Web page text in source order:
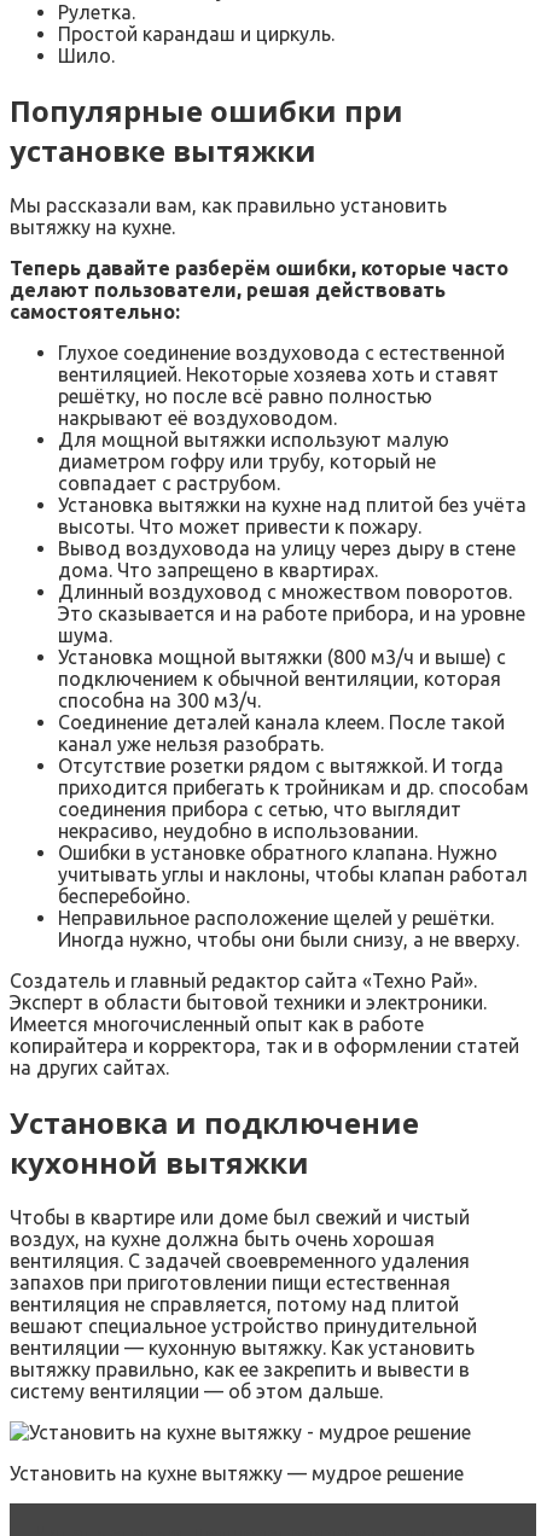
Рулетка.
Простой карандаш и циркуль.
Шило.
Популярные ошибки при
установке вытяжки
Мы рассказали вам, как правильно установить
вытяжку на кухне.
Теперь давайте разберём ошибки, которые часто
делают пользователи, решая действовать
самостоятельно:
Глухое соединение воздуховода с естественной
вентиляцией. Некоторые хозяева хоть и ставят
решётку, но после всё равно полностью
накрывают её воздуховодом.
Для мощной вытяжки используют малую
диаметром гофру или трубу, который не
совпадает с раструбом.
Установка вытяжки на кухне над плитой без учёта
высоты. Что может привести к пожару.
Вывод воздуховода на улицу через дыру в стене
дома. Что запрещено в квартирах.
Длинный воздуховод с множеством поворотов.
Это сказывается и на работе прибора, и на уровне
шума.
Установка мощной вытяжки (800 м3/ч и выше) с
подключением к обычной вентиляции, которая
способна на 300 м3/ч.
Соединение деталей канала клеем. После такой
канал уже нельзя разобрать.
Отсутствие розетки рядом с вытяжкой. И тогда
приходится прибегать к тройникам и др. способам
соединения прибора с сетью, что выглядит
некрасиво, неудобно в использовании.
Ошибки в установке обратного клапана. Нужно
учитывать углы и наклоны, чтобы клапан работал
бесперебойно.
Неправильное расположение щелей у решётки.
Иногда нужно, чтобы они были снизу, а не вверху.
Создатель и главный редактор сайта «Техно Рай».
Эксперт в области бытовой техники и электроники.
Имеется многочисленный опыт как в работе
копирайтера и корректора, так и в оформлении статей
на других сайтах.
Установка и подключение
кухонной вытяжки
Чтобы в квартире или доме был свежий и чистый
воздух, на кухне должна быть очень хорошая
вентиляция. С задачей своевременного удаления
запахов при приготовлении пищи естественная
вентиляция не справляется, потому над плитой
вешают специальное устройство принудительной
вентиляции — кухонную вытяжку. Как установить
вытяжку правильно, как ее закрепить и вывести в
систему вентиляции — об этом дальше.
Установить на кухне вытяжку — мудрое решение